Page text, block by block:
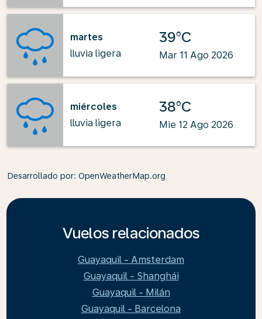
martes
lluvia ligera
39°C
Mar 11 Ago 2026
miércoles
lluvia ligera
38°C
Mie 12 Ago 2026
Desarrollado por: OpenWeatherMap.org
Vuelos relacionados
Guayaquil - Amsterdam
Guayaquil - Shanghái
Guayaquil - Milán
Guayaquil - Barcelona